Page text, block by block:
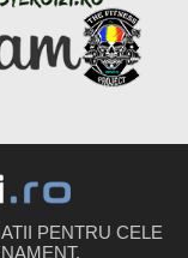
PENTRU CELE